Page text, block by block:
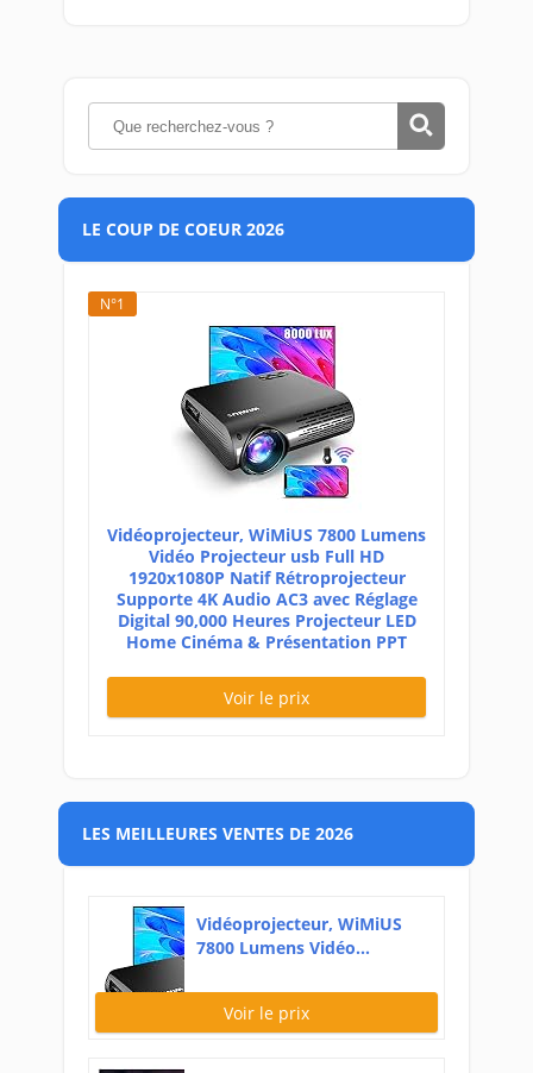
LE COUP DE COEUR 2026
N°1
Vidéoprojecteur, WiMiUS 7800 Lumens
Vidéo Projecteur usb Full HD
1920x1080P Natif Rétroprojecteur
Supporte 4K Audio AC3 avec Réglage
Digital 90,000 Heures Projecteur LED
Home Cinéma & Présentation PPT
Voir le prix
LES MEILLEURES VENTES DE 2026
Vidéoprojecteur, WiMiUS
7800 Lumens Vidéo...
Voir le prix